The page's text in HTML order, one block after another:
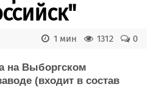
объявлений
флота
0
1312
1 мин
на Выборгском
(входит в состав